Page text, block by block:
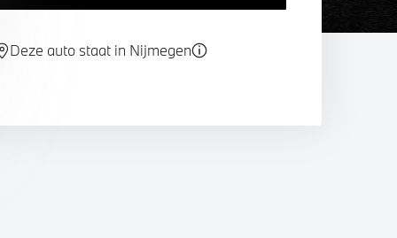
Deze auto staat in Nijmegen